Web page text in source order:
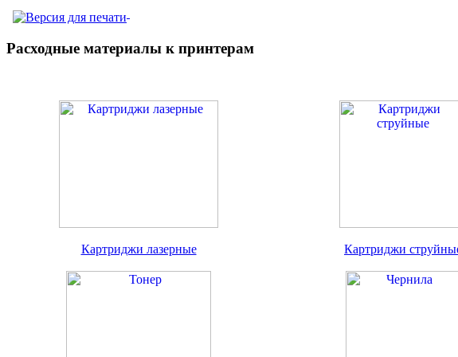
Расходные материалы к принтерам
Картриджи лазерные Картриджи